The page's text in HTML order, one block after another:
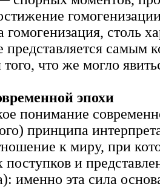
гомогенизация, столь
самым
что же могло
эпохи
понимание
принципа
к миру, при
поступков и
именно эта сила